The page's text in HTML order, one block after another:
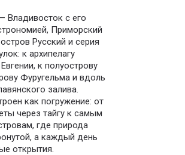
Владивосток с его
Приморский
Русский и серия
к архипелагу
к полуострову
Фуругельма и вдоль
залива.
как погружение: от
через тайгу к самым
где природа
а каждый день
открытия.